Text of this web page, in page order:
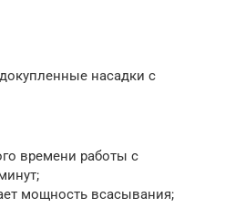
насадки с
времени работы с
мощность всасывания;